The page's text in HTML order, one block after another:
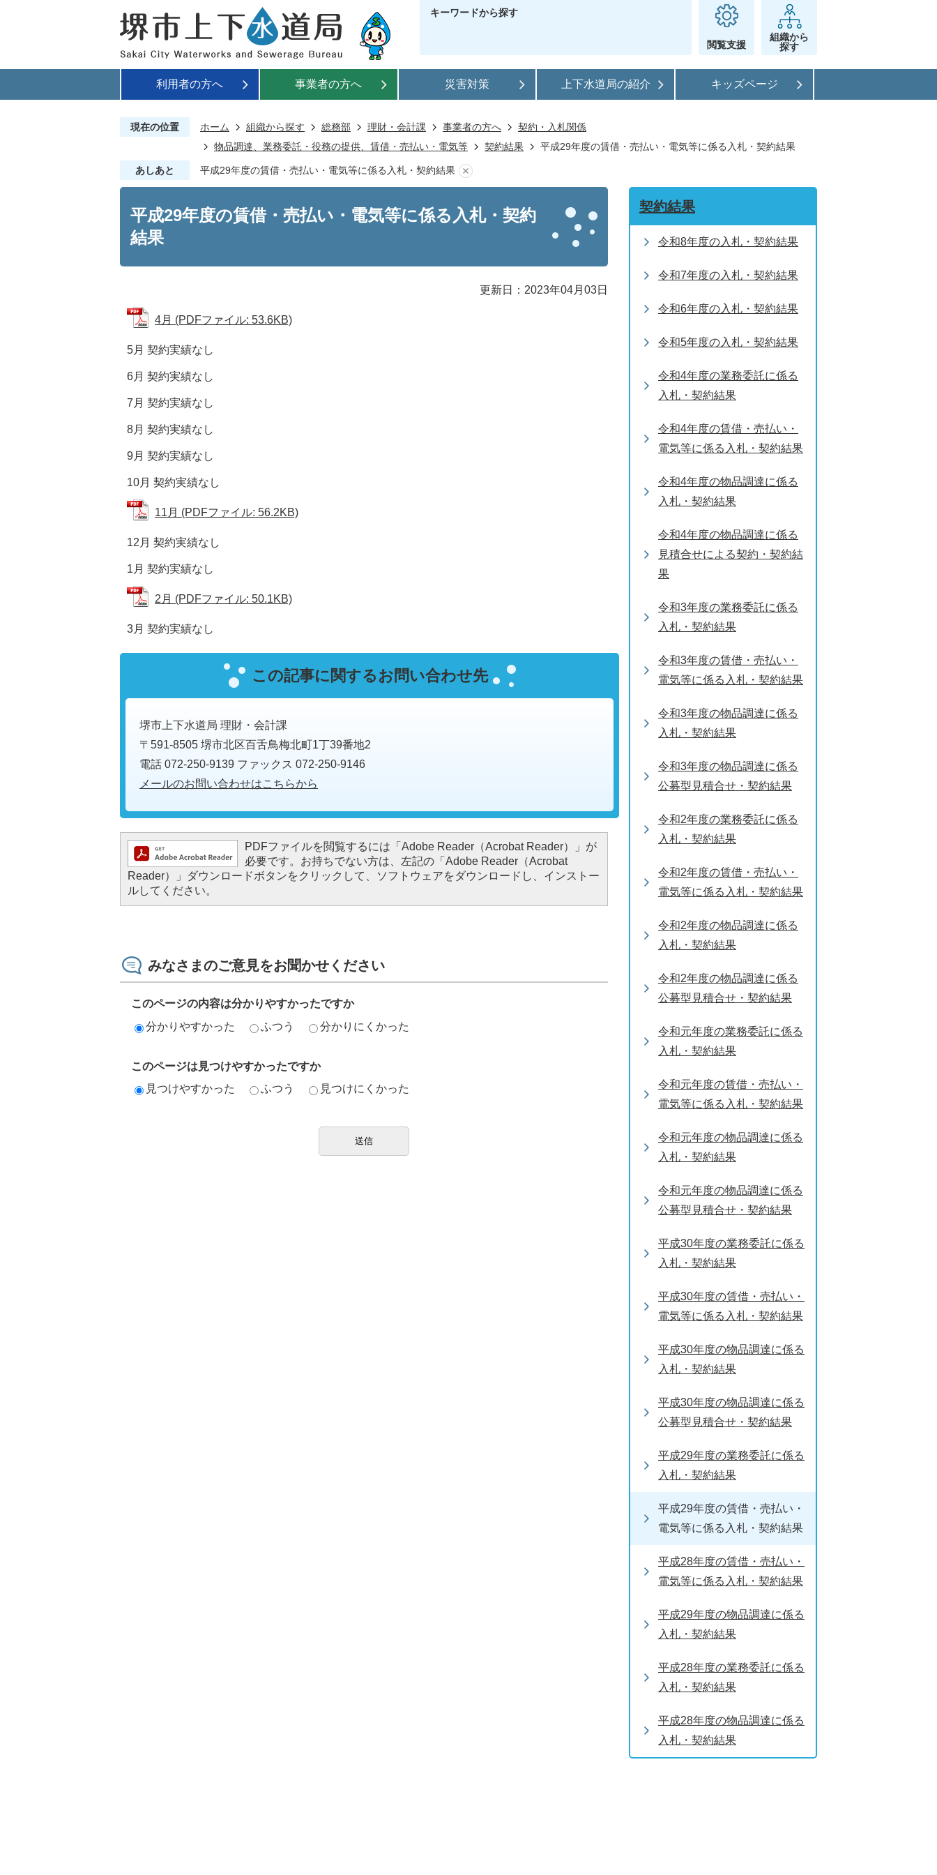
キーワードから探す
閲覧支援
組織から
探す
利用者の方へ 事業者の方へ 災害対策 上下水道局の紹介 キッズページ
現在の位置 ホーム 組織から探す 総務部 理財・会計課 事業者の方へ
契約・入札関係
物品調達、業務委託・役務の提供、賃借・売払い・電気等
契約結果 平成29年度の賃借・売払い・電気等に係る入札・契約結果
あしあと 平成29年度の賃借・売払い・電気等に係る入札・契約結果
平成29年度の賃借・売払い・電気等に係る入札・契約
結果
更新日：2023年04月03日
4月 (PDFファイル: 53.6KB)
5月 契約実績なし
6月 契約実績なし
7月 契約実績なし
8月 契約実績なし
9月 契約実績なし
10月 契約実績なし
11月 (PDFファイル: 56.2KB)
12月 契約実績なし
1月 契約実績なし
2月 (PDFファイル: 50.1KB)
3月 契約実績なし
この記事に関するお問い合わせ先
堺市上下水道局 理財・会計課
〒591-8505 堺市北区百舌鳥梅北町1丁39番地2
電話 072-250-9139 ファックス 072-250-9146
メールのお問い合わせはこちらから
PDFファイルを閲覧するには「Adobe Reader（Acrobat Reader）」が
必要です。お持ちでない方は、左記の「Adobe Reader（Acrobat
Reader）」ダウンロードボタンをクリックして、ソフトウェアをダウンロードし、インストー
ルしてください。
みなさまのご意見をお聞かせください
このページの内容は分かりやすかったですか
分かりやすかった
ふつう 分かりにくかった
このページは見つけやすかったですか
見つけやすかった
ふつう 見つけにくかった
契約結果
令和8年度の入札・契約結果
令和7年度の入札・契約結果
令和6年度の入札・契約結果
令和5年度の入札・契約結果
令和4年度の業務委託に係る
入札・契約結果
令和4年度の賃借・売払い・
電気等に係る入札・契約結果
令和4年度の物品調達に係る
入札・契約結果
令和4年度の物品調達に係る
見積合せによる契約・契約結
果
令和3年度の業務委託に係る
入札・契約結果
令和3年度の賃借・売払い・
電気等に係る入札・契約結果
令和3年度の物品調達に係る
入札・契約結果
令和3年度の物品調達に係る
公募型見積合せ・契約結果
令和2年度の業務委託に係る
入札・契約結果
令和2年度の賃借・売払い・
電気等に係る入札・契約結果
令和2年度の物品調達に係る
入札・契約結果
令和2年度の物品調達に係る
公募型見積合せ・契約結果
令和元年度の業務委託に係る
入札・契約結果
令和元年度の賃借・売払い・
電気等に係る入札・契約結果
令和元年度の物品調達に係る
入札・契約結果
令和元年度の物品調達に係る
公募型見積合せ・契約結果
平成30年度の業務委託に係る
入札・契約結果
平成30年度の賃借・売払い・
電気等に係る入札・契約結果
平成30年度の物品調達に係る
入札・契約結果
平成30年度の物品調達に係る
公募型見積合せ・契約結果
平成29年度の業務委託に係る
入札・契約結果
平成29年度の賃借・売払い・
電気等に係る入札・契約結果
平成28年度の賃借・売払い・
電気等に係る入札・契約結果
平成29年度の物品調達に係る
入札・契約結果
平成28年度の業務委託に係る
入札・契約結果
平成28年度の物品調達に係る
入札・契約結果